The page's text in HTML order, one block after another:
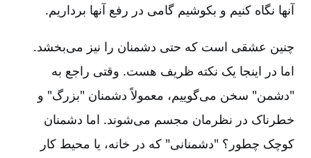
آنها نگاه کنیم و بکوشیم گامی در رفع آنها برداریم‌.
چنین عشقی است که حتی دشمنان را نیز می‌بخشد.
اما در اینجا یک نکته ظریف هست‌. وقتی راجع به
"دشمن‌" سخن می‌گوییم‌، معمولاً دشمنان "بزرگ‌" و
خطرناک در نظرمان مجسم می‌شوند. اما دشمنان
کوچک چطور؟ "دشمنانی‌" که در خانه‌، یا محیط کار